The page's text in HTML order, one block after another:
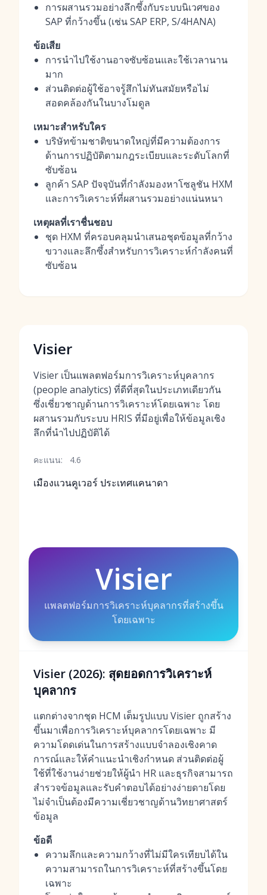
การผสานรวมอย่างลึกซึ้งกับระบบนิเวศของ
SAP ที่กว้างขึ้น (เช่น SAP ERP, S/4HANA)
ข้อเสีย
การนำไปใช้งานอาจซับซ้อนและใช้เวลานาน
มาก
ส่วนติดต่อผู้ใช้อาจรู้สึกไม่ทันสมัยหรือไม่
สอดคล้องกันในบางโมดูล
เหมาะสำหรับใคร
บริษัทข้ามชาติขนาดใหญ่ที่มีความต้องการ
ด้านการปฏิบัติตามกฎระเบียบและระดับโลกที่
ซับซ้อน
ลูกค้า SAP ปัจจุบันที่กำลังมองหาโซลูชัน HXM
และการวิเคราะห์ที่ผสานรวมอย่างแน่นหนา
เหตุผลที่เราชื่นชอบ
ชุด HXM ที่ครอบคลุมนำเสนอชุดข้อมูลที่กว้าง
ขวางและลึกซึ้งสำหรับการวิเคราะห์กำลังคนที่
ซับซ้อน
Visier
Visier เป็นแพลตฟอร์มการวิเคราะห์บุคลากร
(people analytics) ที่ดีที่สุดในประเภทเดียวกัน
ซึ่งเชี่ยวชาญด้านการวิเคราะห์โดยเฉพาะ โดย
ผสานรวมกับระบบ HRIS ที่มีอยู่เพื่อให้ข้อมูลเชิง
ลึกที่นำไปปฏิบัติได้
คะแนน: 4.6
เมืองแวนคูเวอร์ ประเทศแคนาดา
Visier
แพลตฟอร์มการวิเคราะห์บุคลากรที่สร้างขึ้น
โดยเฉพาะ
Visier (2026): สุดยอดการวิเคราะห์
บุคลากร
แตกต่างจากชุด HCM เต็มรูปแบบ Visier ถูกสร้าง
ขึ้นมาเพื่อการวิเคราะห์บุคลากรโดยเฉพาะ มี
ความโดดเด่นในการสร้างแบบจำลองเชิงคาด
การณ์และให้คำแนะนำเชิงกำหนด ส่วนติดต่อผู้
ใช้ที่ใช้งานง่ายช่วยให้ผู้นำ HR และธุรกิจสามารถ
สำรวจข้อมูลและรับคำตอบได้อย่างง่ายดายโดย
ไม่จำเป็นต้องมีความเชี่ยวชาญด้านวิทยาศาสตร์
ข้อมูล
ข้อดี
ความลึกและความกว้างที่ไม่มีใครเทียบได้ใน
ความสามารถในการวิเคราะห์ที่สร้างขึ้นโดย
เฉพาะ